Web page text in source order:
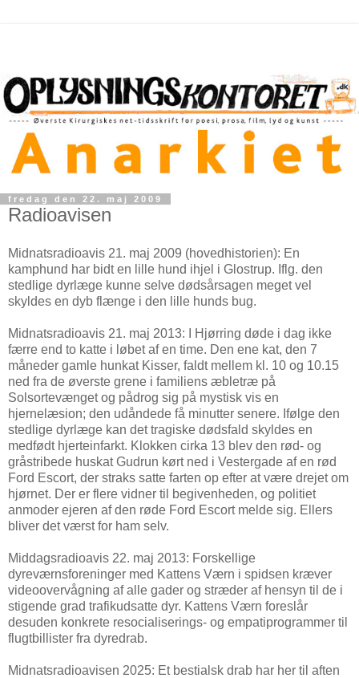
fredag den 22. maj 2009
Radioavisen
Midnatsradioavis 21. maj 2009 (hovedhistorien): En
kamphund har bidt en lille hund ihjel i Glostrup. Iflg. den
stedlige dyrlæge kunne selve dødsårsagen meget vel
skyldes en dyb flænge i den lille hunds bug.
Midnatsradioavis 21. maj 2013: I Hjørring døde i dag ikke
færre end to katte i løbet af en time. Den ene kat, den 7
måneder gamle hunkat Kisser, faldt mellem kl. 10 og 10.15
ned fra de øverste grene i familiens æbletræ på
Solsortevænget og pådrog sig på mystisk vis en
hjernelæsion; den udåndede få minutter senere. Ifølge den
stedlige dyrlæge kan det tragiske dødsfald skyldes en
medfødt hjerteinfarkt. Klokken cirka 13 blev den rød- og
gråstribede huskat Gudrun kørt ned i Vestergade af en rød
Ford Escort, der straks satte farten op efter at være drejet om
hjørnet. Der er flere vidner til begivenheden, og politiet
anmoder ejeren af den røde Ford Escort melde sig. Ellers
bliver det værst for ham selv.
Middagsradioavis 22. maj 2013: Forskellige
dyreværnsforeninger med Kattens Værn i spidsen kræver
videoovervågning af alle gader og stræder af hensyn til de i
stigende grad trafikudsatte dyr. Kattens Værn foreslår
desuden konkrete resocialiserings- og empatiprogrammer til
flugtbillister fra dyredrab.
Midnatsradioavisen 2025: Et bestialsk drab har her til aften